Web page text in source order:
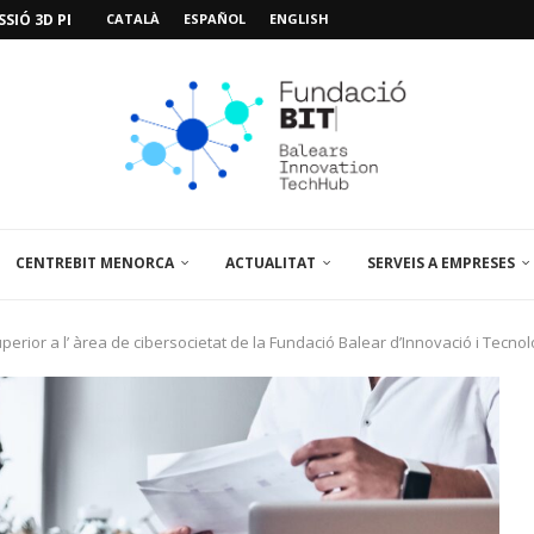
3D PER A...CATALÀ ESPAÑOL ENGLISH
CENTREBIT MENORCA ACTUALITAT SERVEIS A EMPRESES
a l’ àrea de cibersocietat de la Fundació Balear d’Innovació i